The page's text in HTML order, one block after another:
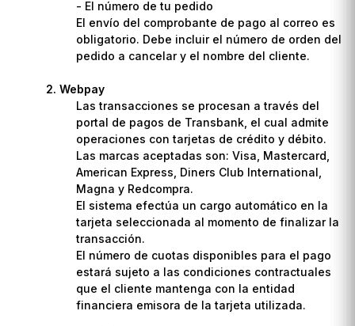
- El número de tu pedido
El envío del comprobante de pago al correo es
obligatorio. Debe incluir el número de orden del
pedido a cancelar y el nombre del cliente.
Webpay
Las transacciones se procesan a través del
portal de pagos de Transbank, el cual admite
operaciones con tarjetas de crédito y débito.
Las marcas aceptadas son: Visa, Mastercard,
American Express, Diners Club International,
Magna y Redcompra.
El sistema efectúa un cargo automático en la
tarjeta seleccionada al momento de finalizar la
transacción.
El número de cuotas disponibles para el pago
estará sujeto a las condiciones contractuales
que el cliente mantenga con la entidad
financiera emisora de la tarjeta utilizada.